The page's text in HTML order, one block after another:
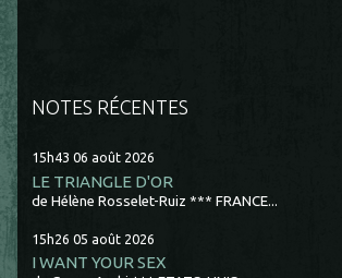
NOTES RÉCENTES
15h43 06 août 2026
LE TRIANGLE D'OR
de Hélène Rosselet-Ruiz *** FRANCE...
15h26 05 août 2026
I WANT YOUR SEX